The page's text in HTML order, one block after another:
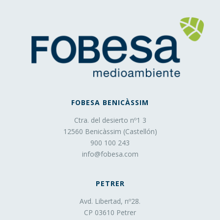
editor haya incluido en una página web, aplicación o
plataforma desde la que presta el servicio solicitado.
Estas cookies almacenan información del
comportamiento de los usuarios obtenida a través de la
observación continuada de sus hábitos de navegación, lo
que permite desarrollar un perfil específico para mostrar
Asimismo, es posible que al visitar alguna página web o
alguna promoción sobre nuestros productos o servicios
se instale en tu navegador alguna cookie que nos sirve
número de veces que son vistos, donde aparecen, a qué
FOBESA BENICÀSSIM
Ctra. del desierto nº1 3
12560 Benicàssim (Castellón)
900 100 243
info@fobesa.com
PETRER
Avd. Libertad, nº28.
CP 03610 Petrer